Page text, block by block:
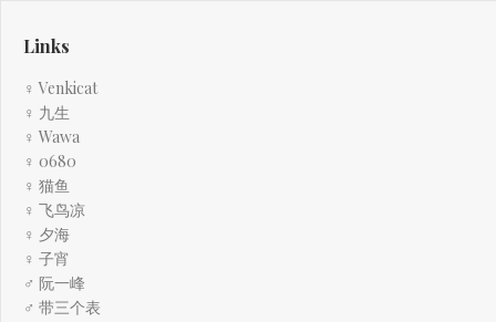
Links
♀ Venkicat
♀ 九生
♀ Wawa
♀ 0680
♀ 猫鱼
♀ 飞鸟凉
♀ 夕海
♀ 子宵
♂ 阮一峰
♂ 带三个表